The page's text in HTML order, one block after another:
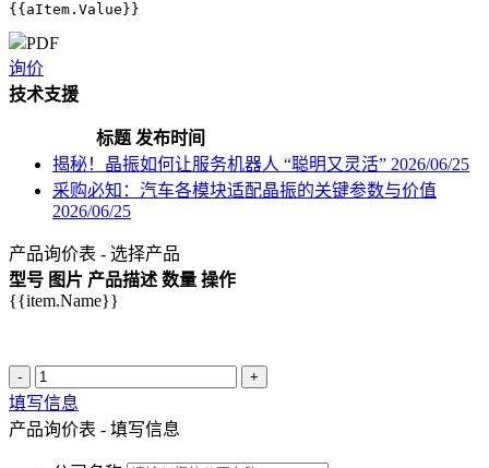
{{aItem.Value}}
PDF
询价
技术支援
标题 发布时间
揭秘！晶振如何让服务机器人 “聪明又灵活” 2026/06/25
采购必知：汽车各模块适配晶振的关键参数与价值
2026/06/25
产品询价表 - 选择产品
型号 图片 产品描述 数量 操作
{{item.Name}}
- +
填写信息
产品询价表 - 填写信息